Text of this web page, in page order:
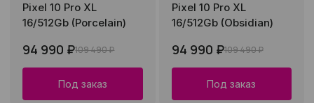
Pixel 10 Pro XL
16/512Gb (Porcelain)
94 990 ₽109 490 ₽
Под заказ
Pixel 10 Pro XL
16/512Gb (Obsidian)
94 990 ₽109 490 ₽
Под заказ